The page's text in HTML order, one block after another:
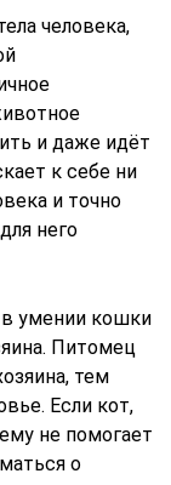
человека,
и даже идёт
к себе ни
и точно
него
в умении кошки
Питомец
тем
Если кот,
не помогает
о